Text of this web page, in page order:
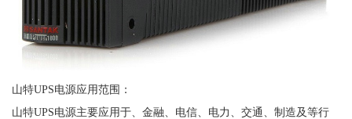
山特UPS电源应用范围：
山特UPS电源主要应用于、金融、电信、电力、交通、制造及等行